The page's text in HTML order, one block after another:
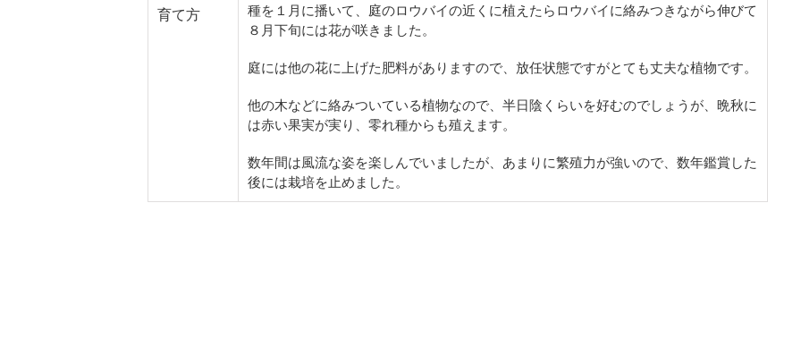
育て方
種を１月に播いて、庭のロウバイの近くに植えたらロウバイに絡みつきながら伸びて
８月下旬には花が咲きました。
庭には他の花に上げた肥料がありますので、放任状態ですがとても丈夫な植物です。
他の木などに絡みついている植物なので、半日陰くらいを好むのでしょうが、晩秋に
は赤い果実が実り、零れ種からも殖えます。
数年間は風流な姿を楽しんでいましたが、あまりに繁殖力が強いので、数年鑑賞した
後には栽培を止めました。